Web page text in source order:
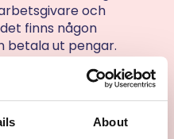
About
och
finns någon
betala ut pengar.
med andra
som kan ha
den avlidne hade.